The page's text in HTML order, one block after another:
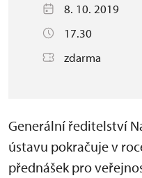
8. 10. 2019
17.30
zdarma
Generální ředitelství
ústavu pokračuje v
přednášek pro